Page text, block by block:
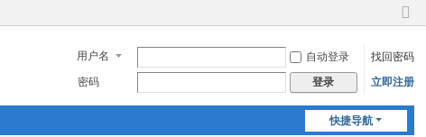
切
到
窄
用户名 自动登录
找回密码
密码
登录 立即注册
快捷导航